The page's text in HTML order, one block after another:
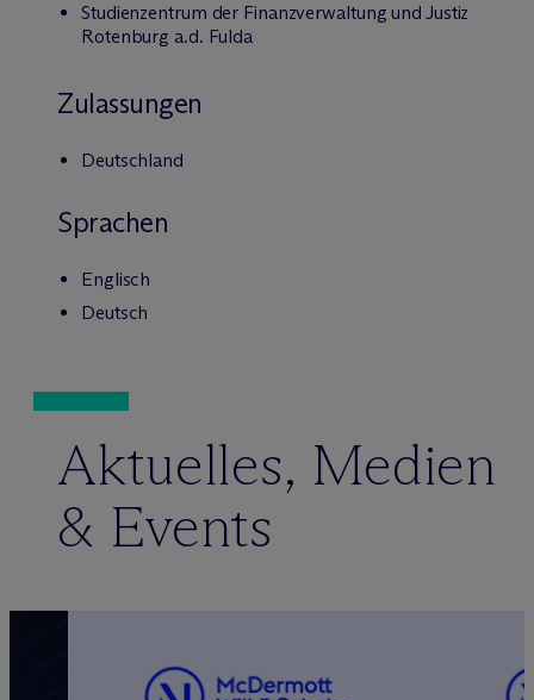
Studienzentrum der Finanzverwaltung und Justiz
Rotenburg a.d. Fulda
Zulassungen
Deutschland
Sprachen
Englisch
Deutsch
Aktuelles, Medien
& Events